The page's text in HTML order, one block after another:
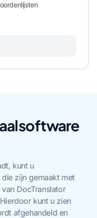
kunt u
zijn gemaakt met
DocTranslator
kunt u zien
afgehandeld en